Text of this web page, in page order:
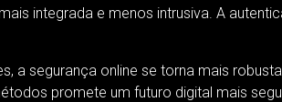
integrada e menos intrusiva. A
segurança online se torna mais
promete um futuro digital mais